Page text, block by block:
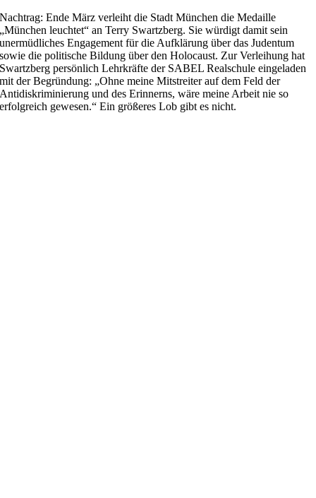
Nachtrag: Ende März verleiht die Stadt München die Medaille
„München leuchtet“ an Terry Swartzberg. Sie würdigt damit sein
unermüdliches Engagement für die Aufklärung über das Judentum
sowie die politische Bildung über den Holocaust. Zur Verleihung hat
Swartzberg persönlich Lehrkräfte der SABEL Realschule eingeladen
mit der Begründung: „Ohne meine Mitstreiter auf dem Feld der
Antidiskriminierung und des Erinnerns, wäre meine Arbeit nie so
erfolgreich gewesen.“ Ein größeres Lob gibt es nicht.